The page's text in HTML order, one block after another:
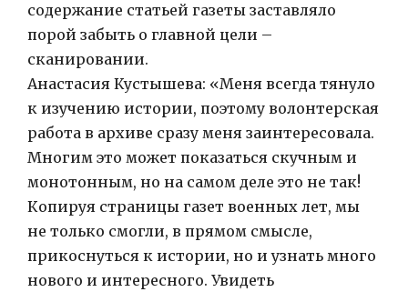
содержание статьей газеты заставляло
порой забыть о главной цели –
сканировании.
Анастасия Кустышева: «Меня всегда тянуло
к изучению истории, поэтому волонтерская
работа в архиве сразу меня заинтересовала.
Многим это может показаться скучным и
монотонным, но на самом деле это не так!
Копируя страницы газет военных лет, мы
не только смогли, в прямом смысле,
прикоснуться к истории, но и узнать много
нового и интересного. Увидеть